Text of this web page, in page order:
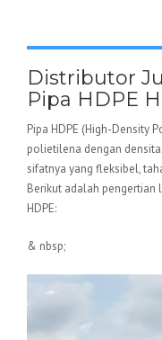
Distributor
Pipa HDPE
Pipa HDPE (High-Density
polietilena dengan
sifatnya yang fleksibel,
Berikut adalah pengertian
HDPE:
& nbsp;